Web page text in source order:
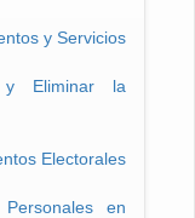
y Servicios
y Eliminar la
Electorales
en